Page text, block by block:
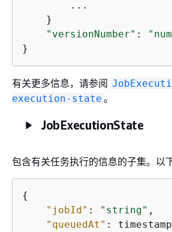
        ...
    }
"versionNumber" :
}
有关更多信息，请参阅
execution-state 。
JobExecutionState
包含有关任务执行的信息的子集。以
{
"jobId" : "string" ,
"queuedAt" :